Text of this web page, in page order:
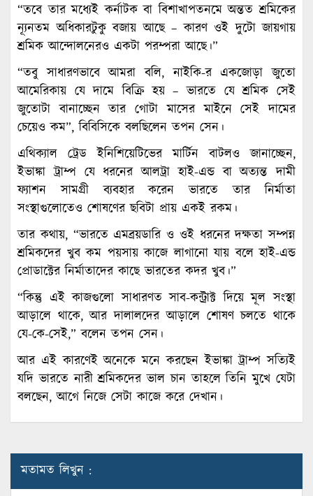
“তবে তার মধ্যেই কর্নাটক বা বিশাখাপতনমে অন্তত শ্রমিকের
ন্যূনতম অধিকারটুকু বজায় আছে – কারণ ওই দুটো জায়গায়
শ্রমিক আন্দোলনেরও একটা পরম্পরা আছে।”
“তবু সাধারণভাবে আমরা বলি, নাইকি-র একজোড়া জুতো
আমেরিকায় যে দামে বিক্রি হয় – ভারতে যে শ্রমিক সেই
জুতোটা বানাচ্ছেন তার গোটা মাসের মাইনে সেই দামের
চেয়েও কম”, বিবিসিকে বলছিলেন তপন সেন।
এথিক্যাল ট্রেড ইনিশিয়েটিভের মার্টিন বাটলও জানাচ্ছেন,
ইভাঙ্কা ট্রাম্প যে ধরনের আলট্রা হাই-এন্ড বা অত্যন্ত দামী
ফ্যাশন সামগ্রী ব্যবহার করেন ভারতে তার নির্মাতা
সংস্থাগুলোতেও শোষণের ছবিটা প্রায় একই রকম।
তার কথায়, “ভারতে এমব্রয়ডারি ও ওই ধরনের দক্ষতা সম্পন্ন
শ্রমিকদের খুব কম পয়সায় কাজে লাগানো যায় বলে হাই-এন্ড
প্রোডাক্টের নির্মাতাদের কাছে ভারতের কদর খুব।”
“কিন্তু এই কাজগুলো সাধারণত সাব-কন্ট্রাক্ট দিয়ে মূল সংস্থা
আড়ালে থাকে, আর দালালদের আড়ালে শোষণ চলতে থাকে
যে-কে-সেই,” বলেন তপন সেন।
আর এই কারণেই অনেকে মনে করছেন ইভাঙ্কা ট্রাম্প সত্যিই
যদি ভারতে নারী শ্রমিকদের ভাল চান তাহলে তিনি মুখে যেটা
বলছেন, আগে নিজে সেটা কাজে করে দেখান।
মতামত লিখুন :